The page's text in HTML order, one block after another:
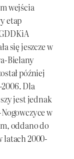
wejścia
etap
się jeszcze w
Bielany
później
Dla
jest jednak
w
oddano do
latach 2000-